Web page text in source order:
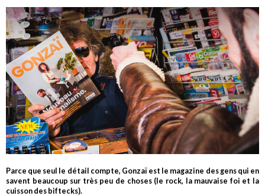
Parce que seul le détail compte, Gonzaï est le magazine des gens qui en
savent beaucoup sur très peu de choses (le rock, la mauvaise foi et la
cuisson des biftecks).